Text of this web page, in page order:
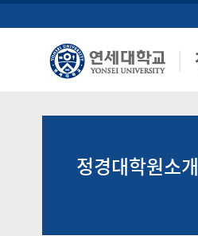
정경대학원소개